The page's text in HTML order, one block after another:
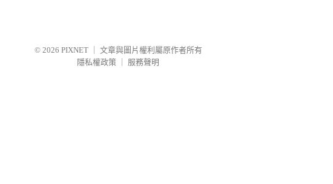
© 2026 PIXNET
文章與圖片權利屬原作者所有
隱私權政策
服務聲明